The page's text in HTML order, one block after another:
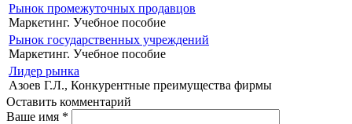
Рынок промежуточных продавцов
Маркетинг. Учебное пособие
Рынок государственных учреждений
Маркетинг. Учебное пособие
Лидер рынка
Азоев Г.Л., Конкурентные преимущества фирмы
Оставить комментарий
Ваше имя *